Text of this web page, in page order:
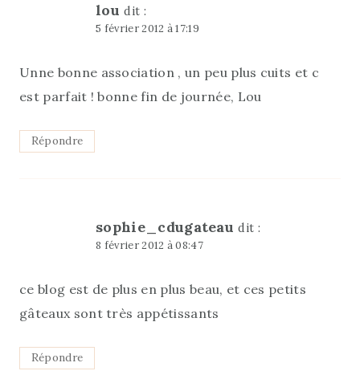
lou dit :
5 février 2012 à 17:19
Unne bonne association , un peu plus cuits et c
est parfait ! bonne fin de journée, Lou
Répondre
sophie_cdugateau dit :
8 février 2012 à 08:47
ce blog est de plus en plus beau, et ces petits
gâteaux sont très appétissants
Répondre